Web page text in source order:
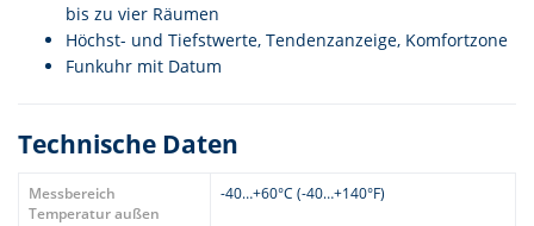
bis zu vier Räumen
Höchst- und Tiefstwerte, Tendenzanzeige, Komfortzone
Funkuhr mit Datum
Technische Daten
Messbereich
Temperatur außen
-40…+60°C (-40…+140°F)